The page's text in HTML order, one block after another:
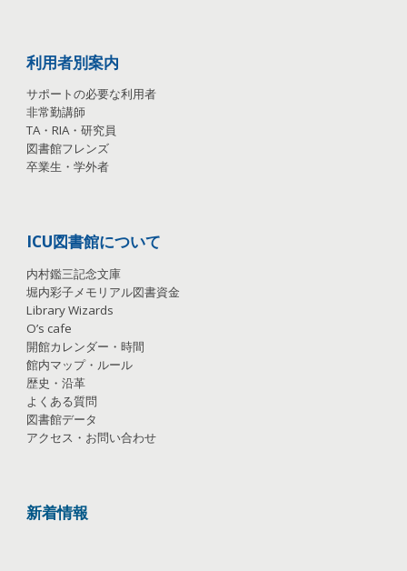
利用者別案内
サポートの必要な利用者
非常勤講師
TA・RIA・研究員
図書館フレンズ
卒業生・学外者
ICU図書館について
内村鑑三記念文庫
堀内彩子メモリアル図書資金
Library Wizards
O’s cafe
開館カレンダー・時間
館内マップ・ルール
歴史・沿革
よくある質問
図書館データ
アクセス・お問い合わせ
新着情報